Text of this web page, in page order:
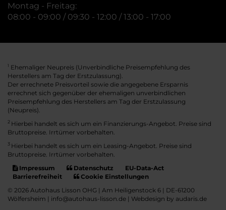
Montag - Freitag:
08:00 - 09:00 / 09:30 - 12:00 / 13:00 - 17:00
1
Ehemaliger Neupreis (Unverbindliche Preisempfehlung des
Herstellers am Tag der Erstzulassung).
Der errechnete Preisvorteil sowie die angegebene Ersparnis
errechnet sich gegenüber der ehemaligen unverbindlichen
Preisempfehlung des Herstellers am Tag der Erstzulassung
(Neupreis).
2 Hierbei handelt es sich um ein Finanzierungs-Angebot. Preise sind
Bruttopreise. Irrtümer vorbehalten.
3 Hierbei handelt es sich um ein Leasing-Angebot. Preise sind
Bruttopreise. Irrtümer vorbehalten.
Impressum
Datenschutz
EU-Data-Act
Barrierefreiheit
Cookie Einstellungen
© 2026 Autohaus Lisson OHG | Am Heiligenstock 6 | DE-61200
Wölfersheim | info@autohaus-lisson.de | Webdesign by audaris.de